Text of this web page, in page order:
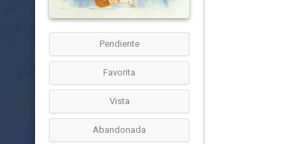
Pendiente
Favorita
Vista
Abandonada